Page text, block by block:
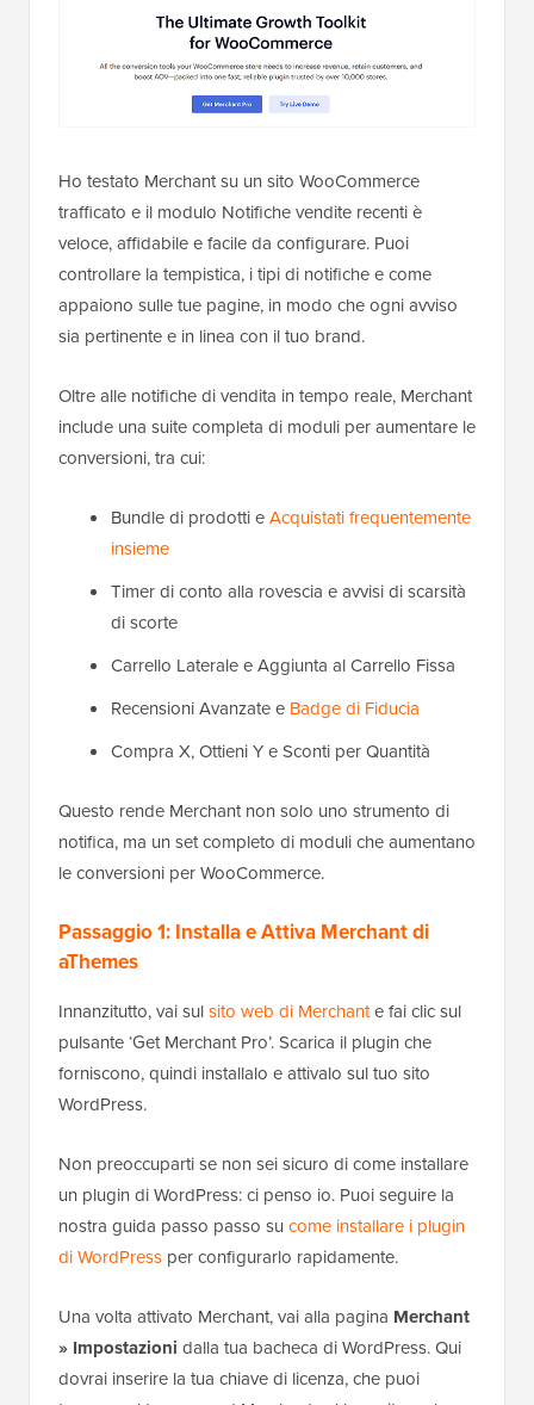
Ho testato Merchant su un sito WooCommerce
trafficato e il modulo Notifiche vendite recenti è
veloce, affidabile e facile da configurare. Puoi
controllare la tempistica, i tipi di notifiche e come
appaiono sulle tue pagine, in modo che ogni avviso
sia pertinente e in linea con il tuo brand.
Oltre alle notifiche di vendita in tempo reale, Merchant
include una suite completa di moduli per aumentare le
conversioni, tra cui:
Bundle di prodotti eAcquistati frequentemente
insieme
Timer di conto alla rovescia e avvisi di scarsità
di scorte
Carrello Laterale e Aggiunta al Carrello Fissa
Recensioni Avanzate e Badge di Fiducia
Compra X, Ottieni Y e Sconti per Quantità
Questo rende Merchant non solo uno strumento di
notifica, ma un set completo di moduli che aumentano
le conversioni per WooCommerce.
Passaggio 1: Installa e Attiva Merchant di
aThemes
Innanzitutto, vai sulsito web di Merchante fai clic sul
pulsante ‘Get Merchant Pro’. Scarica il plugin che
forniscono, quindi installalo e attivalo sul tuo sito
WordPress.
Non preoccuparti se non sei sicuro di come installare
un plugin di WordPress: ci penso io. Puoi seguire la
nostra guida passo passo su come installare i plugin
di WordPress per configurarlo rapidamente.
Una volta attivato Merchant, vai alla pagina Merchant
» Impostazioni dalla tua bacheca di WordPress. Qui
dovrai inserire la tua chiave di licenza, che puoi